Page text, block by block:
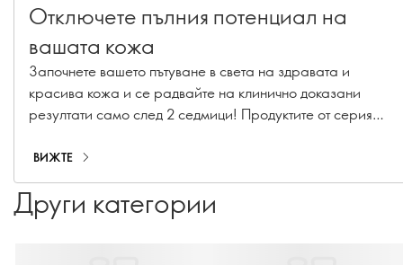
Отключете пълния потенциал на
вашата кожа
Започнете вашето пътуване в света на здравата и
красива кожа и се радвайте на клинично доказани
резултати само след 2 седмици! Продуктите от серия
кожата - за да бъдете още по-красиви и уверени в себе
си!
ВИЖТЕ
Други категории